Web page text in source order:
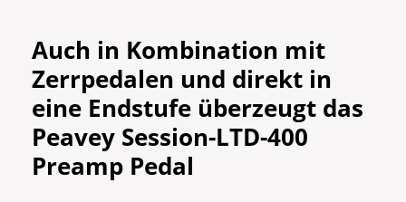
Auch in Kombination mit
Zerrpedalen und direkt in
eine Endstufe überzeugt das
Peavey Session-LTD-400
Preamp Pedal